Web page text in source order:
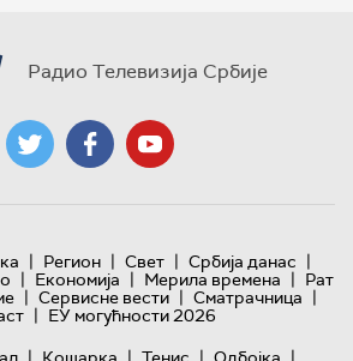
Радио Телевизија Србије
| Регион | Свет | Србија данас |
| Економија | Мерила времена | Рат
| Сервисне вести | Сматрачница |
| ЕУ могућности 2026